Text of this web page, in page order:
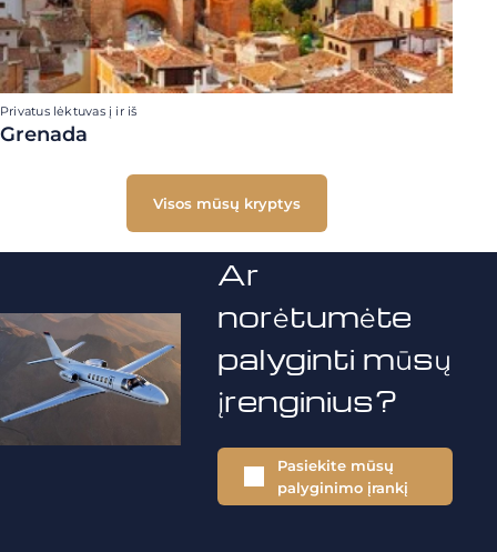
Privatus lėktuvas į ir iš
Grenada
Visos mūsų kryptys
Ar
norėtumėte
palyginti mūsų
įrenginius?
Pasiekite mūsų
palyginimo įrankį